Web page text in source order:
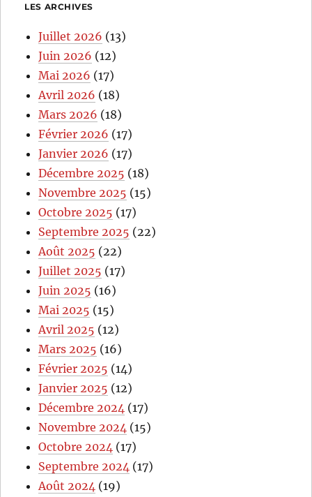
LES ARCHIVES
Juillet 2026 (13)
Juin 2026 (12)
Mai 2026 (17)
Avril 2026 (18)
Mars 2026 (18)
Février 2026 (17)
Janvier 2026 (17)
Décembre 2025 (18)
Novembre 2025 (15)
Octobre 2025 (17)
Septembre 2025 (22)
Août 2025 (22)
Juillet 2025 (17)
Juin 2025 (16)
Mai 2025 (15)
Avril 2025 (12)
Mars 2025 (16)
Février 2025 (14)
Janvier 2025 (12)
Décembre 2024 (17)
Novembre 2024 (15)
Octobre 2024 (17)
Septembre 2024 (17)
Août 2024 (19)